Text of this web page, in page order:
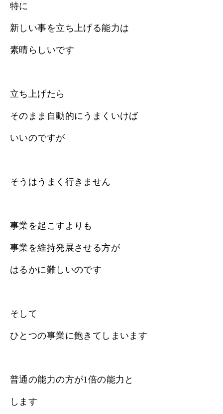
特に
新しい事を立ち上げる能力は
素晴らしいです
立ち上げたら
そのまま自動的にうまくいけば
いいのですが
そうはうまく行きません
事業を起こすよりも
事業を維持発展させる方が
はるかに難しいのです
そして
ひとつの事業に飽きてしまいます
普通の能力の方が1倍の能力と
します